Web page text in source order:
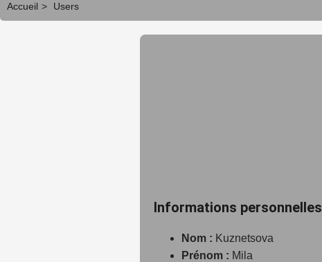
Accueil > Users
Informations personnelles
Nom : Kuznetsova
Prénom : Mila